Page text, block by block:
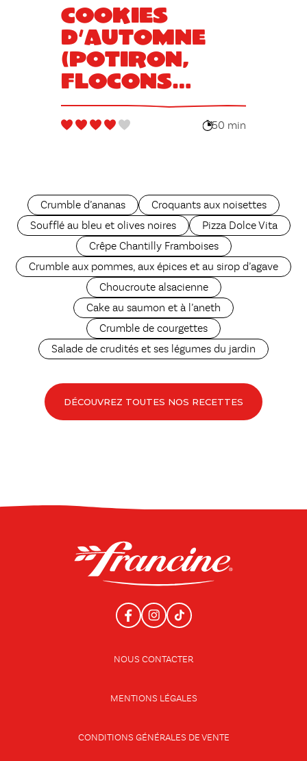
Cookies
d’automne
(potiron,
flocons
d’avoine)
50 min
Crumble d’ananas
Croquants aux noisettes
Soufflé au bleu et olives noires
Pizza Dolce Vita
Crêpe Chantilly Framboises
Crumble aux pommes, aux épices et au sirop d’agave
Choucroute alsacienne
Cake au saumon et à l’aneth
Crumble de courgettes
Salade de crudités et ses légumes du jardin
DÉCOUVREZ TOUTES NOS RECETTES
NOUS CONTACTER
MENTIONS LÉGALES
CONDITIONS GÉNÉRALES DE VENTE